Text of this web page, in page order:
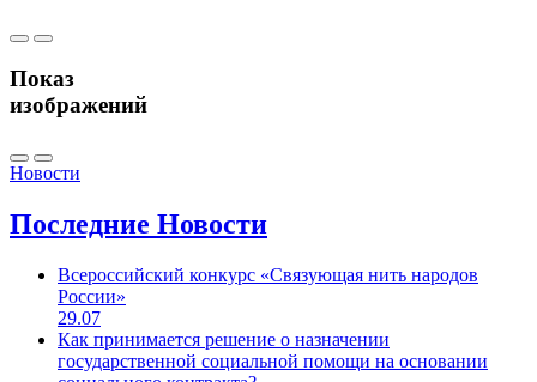
Показ
изображений
Новости
Последние Новости
Всероссийский конкурс «Связующая нить народов
России»
29.07
Как принимается решение о назначении
государственной социальной помощи на основании